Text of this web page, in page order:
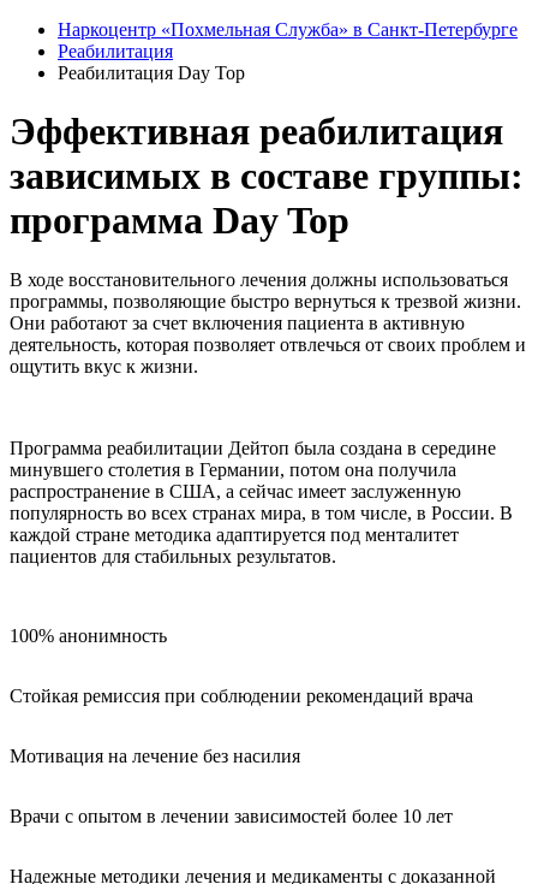
Наркоцентр «Похмельная Служба» в Санкт-Петербурге
Реабилитация
Реабилитация Day Top
Эффективная реабилитация
зависимых в составе группы:
программа Day Top
В ходе восстановительного лечения должны использоваться
программы, позволяющие быстро вернуться к трезвой жизни.
Они работают за счет включения пациента в активную
деятельность, которая позволяет отвлечься от своих проблем и
ощутить вкус к жизни.
Программа реабилитации Дейтоп была создана в середине
минувшего столетия в Германии, потом она получила
распространение в США, а сейчас имеет заслуженную
популярность во всех странах мира, в том числе, в России. В
каждой стране методика адаптируется под менталитет
пациентов для стабильных результатов.
100% анонимность
Стойкая ремиссия при соблюдении рекомендаций врача
Мотивация на лечение без насилия
Врачи с опытом в лечении зависимостей более 10 лет
Надежные методики лечения и медикаменты с доказанной